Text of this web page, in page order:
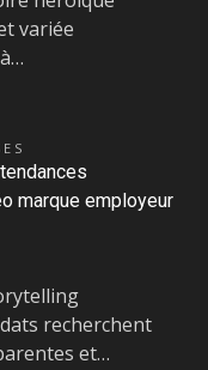
variée
marque employeur
recherchent
et…